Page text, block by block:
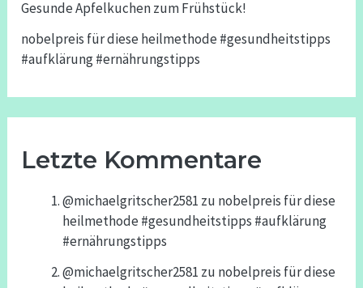
Gesunde Apfelkuchen zum Frühstück!
nobelpreis für diese heilmethode #gesundheitstipps
#aufklärung #ernährungstipps
Letzte Kommentare
@michaelgritscher2581 zu nobelpreis für diese
heilmethode #gesundheitstipps #aufklärung
#ernährungstipps
@michaelgritscher2581 zu nobelpreis für diese